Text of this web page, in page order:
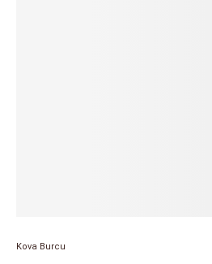
Kova Burcu